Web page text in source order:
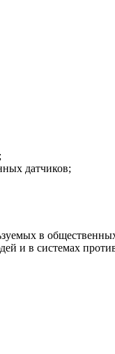
датчиков;
в
и в системах